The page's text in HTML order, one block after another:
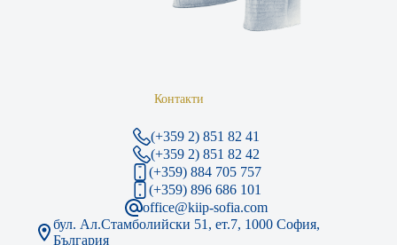
Контакти
(+359 2) 851 82 41
(+359 2) 851 82 42
(+359) 884 705 757
(+359) 896 686 101
office@kiip-sofia.com
бул. Ал.Стамболийски 51, ет.7, 1000 София,
България